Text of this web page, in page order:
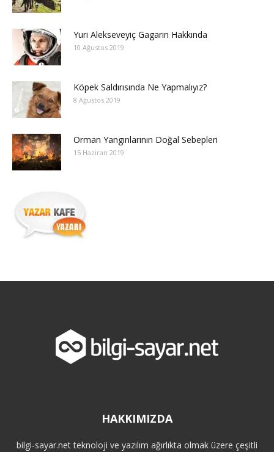
Yuri Alekseveyiç Gagarin Hakkında
10 Ağustos 2019
Köpek Saldırısında Ne Yapmalıyız?
8 Ağustos 2019
Orman Yangınlarının Doğal Sebepleri
15 Haziran 2019
HAKKIMIZDA
bilgi-sayar.net teknoloji ve yazılım ağırlıkta olmak üzere çeşitli